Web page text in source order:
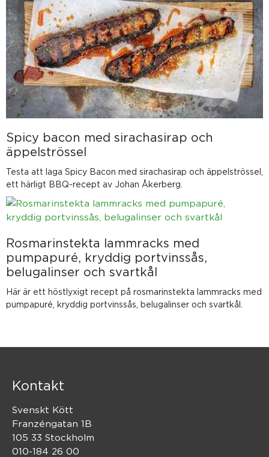
Spicy bacon med sirachasirap och
äppelströssel
Testa att laga Spicy Bacon med sirachasirap och äppelströssel,
ett härligt BBQ-recept av Johan Åkerberg.
Rosmarinstekta lammracks med
pumpapuré, kryddig portvinssås,
belugalinser och svartkål
Här är ett höstlyxigt recept på rosmarinstekta lammracks med
pumpapuré, kryddig portvinssås, belugalinser och svartkål.
Kontakt
Svenskt Kött
Franzéngatan 1B
105 33 Stockholm
010-184 26 00